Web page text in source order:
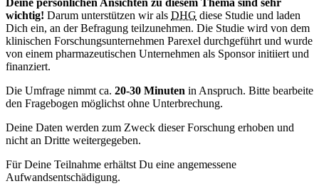
wichtig! Darum unterstützen wir als DHG diese Studie und laden
Dich ein, an der Befragung teilzunehmen. Die Studie wird von dem
klinischen Forschungsunternehmen Parexel durchgeführt und wurde
von einem pharmazeutischen Unternehmen als Sponsor initiiert und
finanziert.
Die Umfrage nimmt ca. 20-30 Minuten in Anspruch. Bitte bearbeite
den Fragebogen möglichst ohne Unterbrechung.
Deine Daten werden zum Zweck dieser Forschung erhoben und
nicht an Dritte weitergegeben.
Für Deine Teilnahme erhältst Du eine angemessene
Aufwandsentschädigung.